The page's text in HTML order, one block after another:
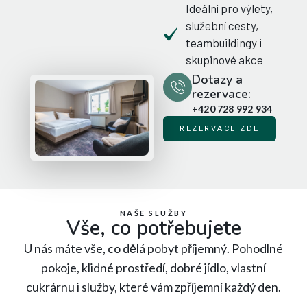
Ideální pro výlety,
služební cesty,
teambuildingy i
skupinové akce
Dotazy a
rezervace:
+420 728 992 934
REZERVACE ZDE
NAŠE SLUŽBY
Vše, co potřebujete
U nás máte vše, co dělá pobyt příjemný. Pohodlné
pokoje, klidné prostředí, dobré jídlo, vlastní
cukrárnu i služby, které vám zpříjemní každý den.